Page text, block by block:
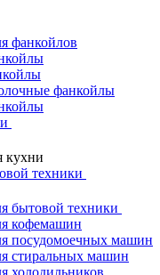
фанкойлов
фанкойлы
кухни
техники
бытовой техники
кофемашин
посудомоечных машин
стиральных машин
холодильников